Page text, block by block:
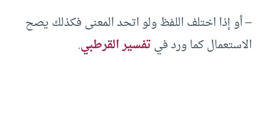
– أو إذا اختلف اللفظ ولو اتحد المعنى فكذلك يصح
الاستعمال كما ورد فيتفسير القرطبي.